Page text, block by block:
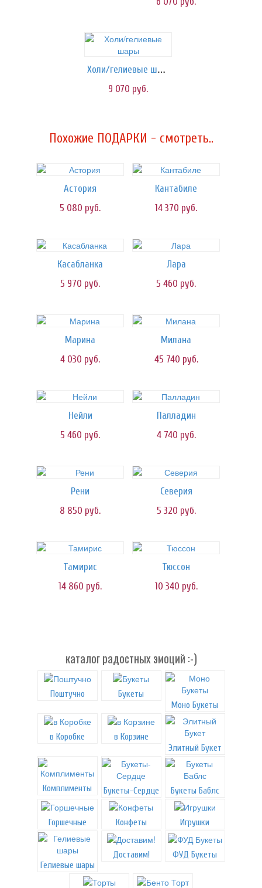
Холи/гелиевые шары
9 070 руб.
Похожие ПОДАРКИ - смотреть..
Астория
5 080 руб.
Кантабиле
14 370 руб.
Касабланка
5 970 руб.
Лара
5 460 руб.
Марина
4 030 руб.
Милана
45 740 руб.
Нейли
5 460 руб.
Палладин
4 740 руб.
Рени
8 850 руб.
Северия
5 320 руб.
Тамирис
14 860 руб.
Тюссон
10 340 руб.
каталог радостных эмоций :-)
Поштучно
Букеты
Моно Букеты
в Коробке
в Корзине
Элитный Букет
Комплименты Букеты-Сердце Букеты Баблс
Горшечные Конфеты Игрушки
Гелиевые шары
Доставим! ФУД Букеты